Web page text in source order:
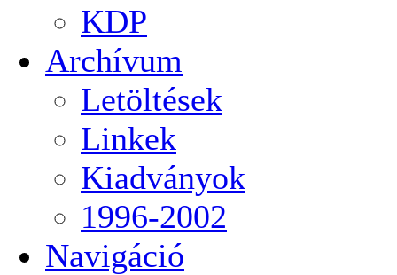
KDP
Archívum
Letöltések
Linkek
Kiadványok
1996-2002
Navigáció